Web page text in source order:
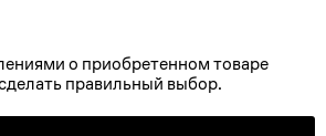
о приобретенном товаре
правильный выбор.